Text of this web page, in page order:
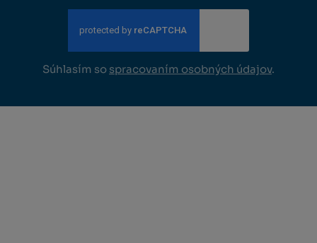
Súhlasím so spracovaním osobných údajov.